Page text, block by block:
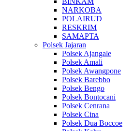
NARKOBA
POLAIRUD
RESKRIM
SAMAPTA
Polsek Jajaran
Polsek Ajangale
Polsek Amali
Polsek Awangpone
Polsek Barebbo
Polsek Bengo
Polsek Bontocani
Polsek Cenrana
Polsek Cina
Polsek Dua Boccoe